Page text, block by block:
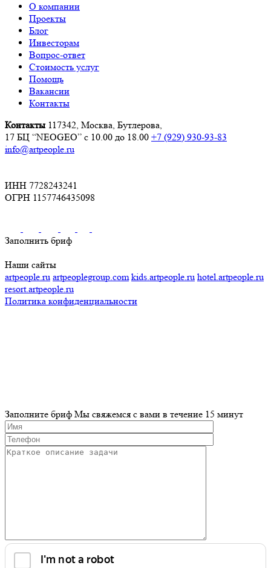
О компании
Проекты
Блог
Инвесторам
Вопрос-ответ
Стоимость услуг
Помощь
Вакансии
Контакты
Контакты 117342, Москва, Бутлерова,
17 БЦ “NEOGEO” с 10.00 до 18.00 +7 (929) 930-93-83
info@artpeople.ru
ИНН 7728243241
ОГРН 1157746435098
Заполнить бриф
Наши сайты
artpeople.ru artpeoplegroup.com kids.artpeople.ru hotel.artpeople.ru
resort.artpeople.ru
Политика конфиденциальности
Заполните бриф Мы свяжемся с вами в течение 15 минут